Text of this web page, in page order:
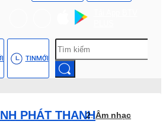
TINMỚI
PHÁT THANHÂm nhạc